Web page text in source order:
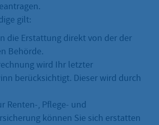
gilt:
die Erstattung direkt von der der
Behörde.
wird Ihr letzter
berücksichtigt. Dieser wird durch
Renten-, Pflege- und
können Sie sich erstatten